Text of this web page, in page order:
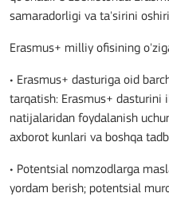
samaradorligi va ta'sirini
Erasmus+ milliy ofisining
• Erasmus+ dasturiga oid
tarqatish: Erasmus+ dasturini
natijalaridan foydalanish
axborot kunlari va boshqa
• Potentsial nomzodlarga
yordam berish; potentsial